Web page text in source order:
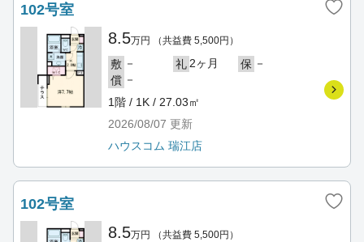
102号室
8.5万円 （共益費 5,500円）
敷 － 礼 2ヶ月 保 －
償 －
1階 / 1K / 27.03㎡
2026/08/07 更新
ハウスコム 瑞江店
102号室
8.5万円 （共益費 5,500円）